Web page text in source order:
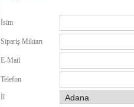
İsim
Sipariş Miktarı
E-Mail
Telefon
İl